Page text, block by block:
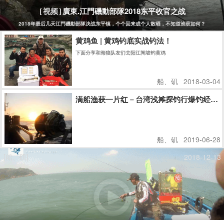
[视频]廣東.江門磯動部隊2018东平收官之战
2018年最后几天江門磯動部隊决战东平镇，个个回来成个人散晒，不知道渔获如何？
黄鸡鱼 | 黄鸡钓底实战钓法！
下面分享和海狼队友们去阳江闸坡钓黄鸡
船、矶 2018-03-04
满船渔获一片红－台湾浅摊探钓行爆钓经验
船、矶 2019-06-28
[船、矶]
2018-12-13